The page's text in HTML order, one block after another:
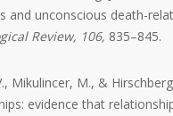
and unconscious death-
Review, 106, 835–845.
Mikulincer, M., &
evidence that